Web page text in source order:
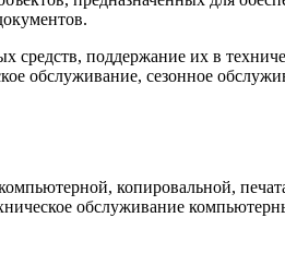
средств, поддержание их в
обслуживание, сезонное
копировальной,
обслуживание